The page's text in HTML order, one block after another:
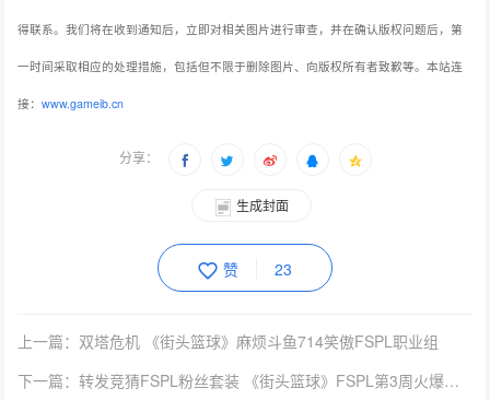
得联系。我们将在收到通知后，立即对相关图片进行审查，并在确认版权问题后，第
一时间采取相应的处理措施，包括但不限于删除图片、向版权所有者致歉等。本站连
接：www.gameib.cn
分享：
生成封面
赞 23
上一篇：双塔危机 《街头篮球》麻烦斗鱼714笑傲FSPL职业组
下一篇：转发竞猜FSPL粉丝套装 《街头篮球》FSPL第3周火爆开战